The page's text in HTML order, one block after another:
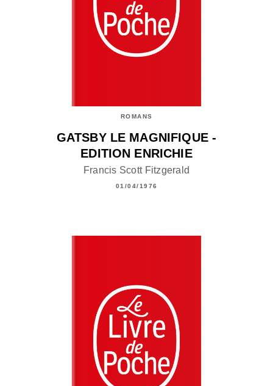
ROMANS
GATSBY LE MAGNIFIQUE -
EDITION ENRICHIE
Francis Scott Fitzgerald
01/04/1976